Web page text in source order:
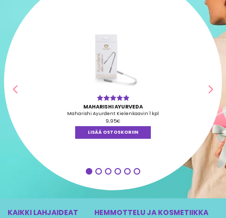
Arvostelu
tuotteesta:
5.00/ 5
MAHARISHI AYURVEDA
Maharishi Ayurdent Kielenkaavin 1 kpl
9,95€
LISÄÄ OSTOSKORIIN
Edellinen
KAIKKI LAHJAIDEAT HEMMOTTELU JA KOSMETIIKKA